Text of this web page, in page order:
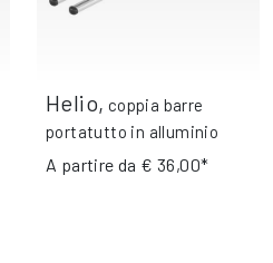
Helio, coppia barre
portatutto in alluminio
A partire da € 36,00*